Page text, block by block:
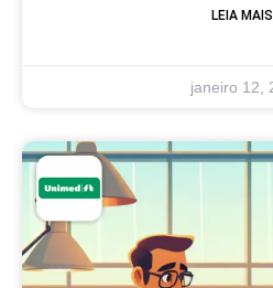
LEIA
janeiro 12,